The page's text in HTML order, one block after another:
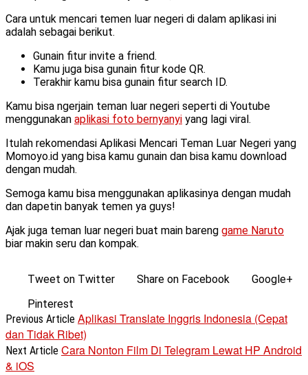
Cara untuk mencari temen luar negeri di dalam aplikasi ini
adalah sebagai berikut.
Gunain fitur invite a friend.
Kamu juga bisa gunain fitur kode QR.
Terakhir kamu bisa gunain fitur search ID.
Kamu bisa ngerjain teman luar negeri seperti di Youtube
menggunakan aplikasi foto bernyanyi yang lagi viral.
Itulah rekomendasi Aplikasi Mencari Teman Luar Negeri yang
Momoyo.id yang bisa kamu gunain dan bisa kamu download
dengan mudah.
Semoga kamu bisa menggunakan aplikasinya dengan mudah
dan dapetin banyak temen ya guys!
Ajak juga teman luar negeri buat main bareng game Naruto
biar makin seru dan kompak.
Tweet on Twitter Share on Facebook
Google+
Pinterest
Previous Article Aplikasi Translate Inggris Indonesia (Cepat
dan Tidak Ribet)
Next Article Cara Nonton Film Di Telegram Lewat HP Android
& iOS